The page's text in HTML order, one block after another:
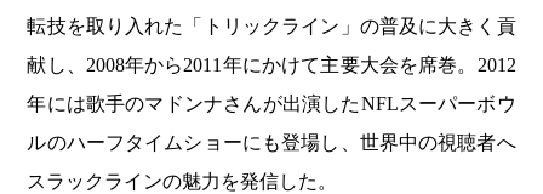
転技を取り入れた「トリックライン」の普及に大きく貢
献し、2008年から2011年にかけて主要大会を席巻。2012
年には歌手のマドンナさんが出演したNFLスーパーボウ
ルのハーフタイムショーにも登場し、世界中の視聴者へ
スラックラインの魅力を発信した。